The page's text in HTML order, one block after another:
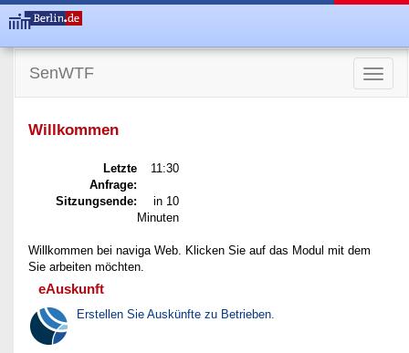
Toggle
SenWTF
Willkommen
Letzte
Anfrage:
11:30
Sitzungsende:
in 10
Minuten
Willkommen bei naviga Web. Klicken Sie auf das Modul mit dem
Sie arbeiten möchten.
eAuskunft
Erstellen Sie Auskünfte zu Betrieben.